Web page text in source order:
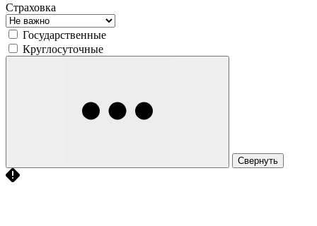
Страховка
Государственные
Круглосуточные
Свернуть